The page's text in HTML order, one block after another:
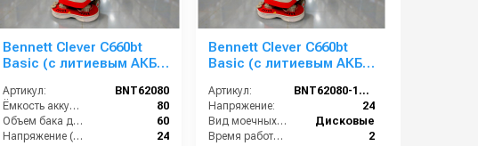
Bennett Clever C660bt
Basic (с литиевым АКБ
Артикул:
BNT62080
Ёмкость аккумулятора (Ач):
80
Объем бака для чистой воды, л:
60
Напряжение (В):
24
Bennett Clever C660bt
Basic (с литиевым АКБ
Артикул:
BNT62080-100li
Напряжение:
24
Вид моечных щеток:
Дисковые
Время работы от аккумуляторов (ч):
2